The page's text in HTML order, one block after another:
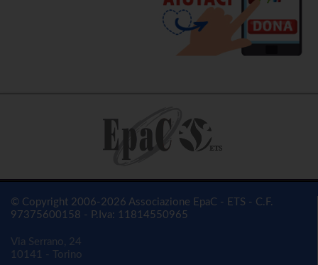
© Copyright 2006-2026 Associazione EpaC - ETS - C.F.
97375600158 - P.Iva: 11814550965
Via Serrano, 24
10141 - Torino